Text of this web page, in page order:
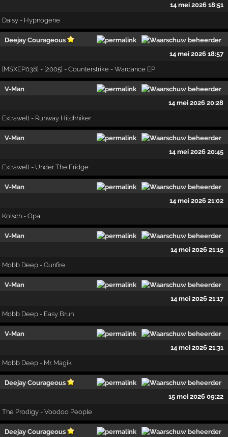
14 mei 2026 18:51
Daisy - Hypnogene
Deejay Courageous
14 mei 2026 18:57
[MSXEP038] - [2005] - Counterstrike - Wardance EP
V-Man
14 mei 2026 20:28
Extrawelt - Runway Hitchhiker
V-Man
14 mei 2026 20:45
Extrawelt - Under The Fridge
V-Man
14 mei 2026 21:02
Kolsch - Opa
V-Man
14 mei 2026 21:15
Mobb Deep - Gunfire
V-Man
14 mei 2026 21:17
Mobb Deep - Easy Bruh
V-Man
14 mei 2026 21:31
Mobb Deep - Mr. Magik
Deejay Courageous
15 mei 2026 09:22
The Prodigy - Voodoo People
Deejay Courageous